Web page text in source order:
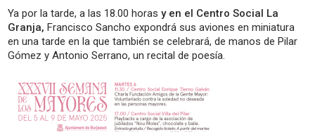
Ya por la tarde, a las 18.00 horasy en el Centro Social La
Granja, Francisco Sancho expondrá sus aviones en miniatura
en una tarde en la que también se celebrará, de manos de Pilar
Gómez y Antonio Serrano, un recital de poesía.